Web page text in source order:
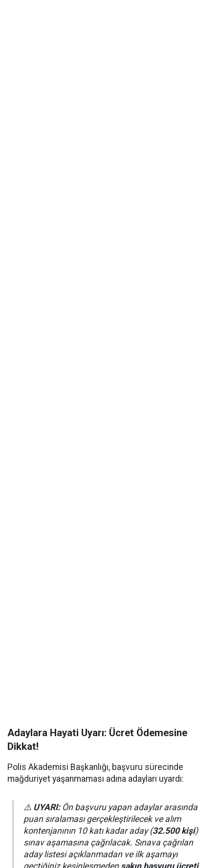
Adaylara Hayati Uyarı: Ücret Ödemesine
Dikkat!
Polis Akademisi Başkanlığı, başvuru sürecinde
mağduriyet yaşanmaması adına adayları uyardı:
⚠️ UYARI:Ön başvuru yapan adaylar arasında
puan sıralaması gerçekleştirilecek ve alım
kontenjanının 10 katı kadar aday (32.500 kişi)
sınav aşamasına çağrılacak. Sınava çağrılan
aday listesi açıklanmadan ve ilk aşamayı
geçtiğiniz kesinleşmeden sakın başvuru ücreti